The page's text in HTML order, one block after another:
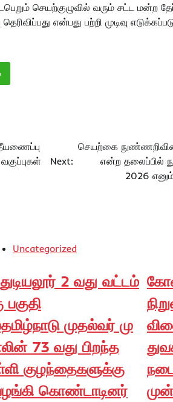
செயற்குழுவில் வரும் சட்ட மன்ற
என்பது பற்றி முடிவு
Next:
செயற்கை
என்ற தலைப்பில்
2026
Uncategorized
2 வது வட்டம்
பகுதி
முதல்வர் மு
73 வது பிறந்த
குழந்தைகளுக்கு
கொண்டாடினர்